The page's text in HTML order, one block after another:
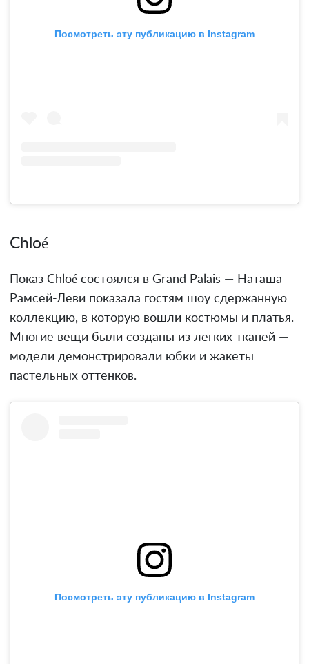
Посмотреть эту публикацию в Instagram
Chloé
Показ Chloé состоялся в Grand Palais — Наташа
Рамсей-Леви показала гостям шоу сдержанную
коллекцию, в которую вошли костюмы и платья.
Многие вещи были созданы из легких тканей —
модели демонстрировали юбки и жакеты
пастельных оттенков.
Посмотреть эту публикацию в Instagram